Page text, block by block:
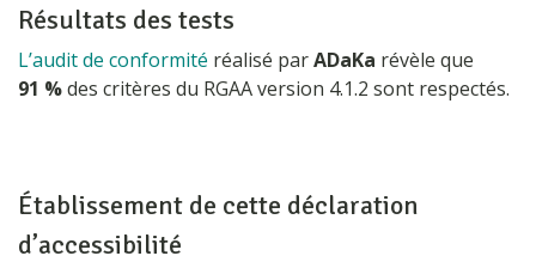
Résultats des tests
L’audit de conformité réalisé parADaKa révèle que
91 %des critères du RGAA version 4.1.2 sont respectés.
Établissement de cette déclaration
d’accessibilité